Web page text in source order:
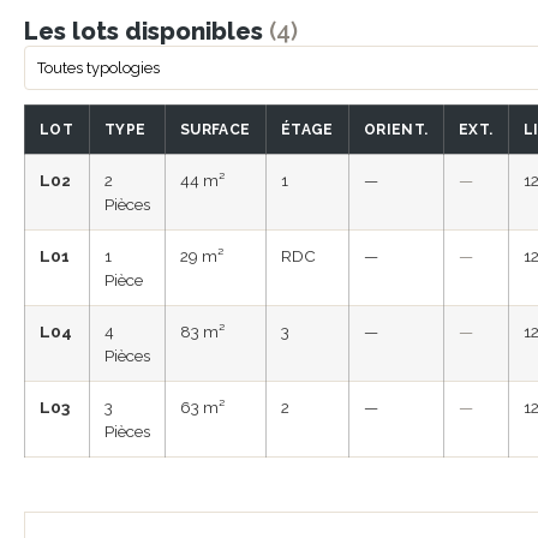
Les lots disponibles (4)
LOT TYPE SURFACE ÉTAGE ORIENT. EXT.
L02
2
Pièces
44 m² 1 — —
L01
1
Pièce
29 m² RDC — —
L04
4
Pièces
83 m² 3 — —
L03
3
Pièces
63 m² 2 — —